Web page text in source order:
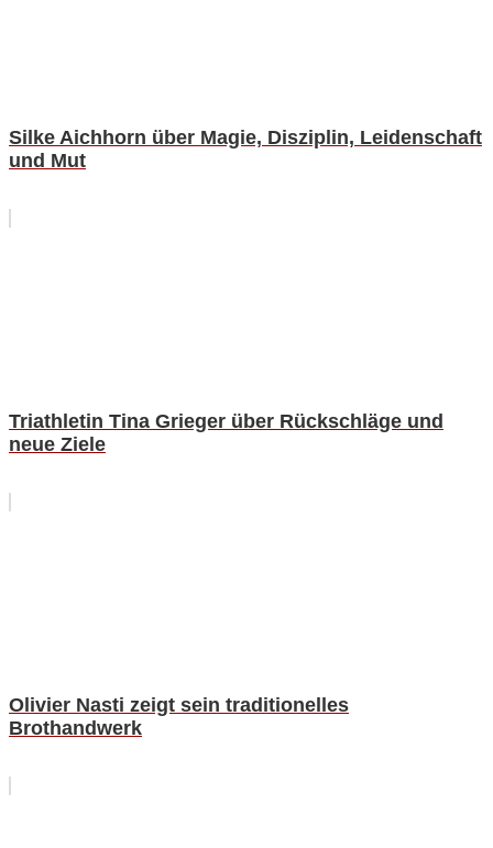
Silke Aichhorn über Magie, Disziplin, Leidenschaft
und Mut
Triathletin Tina Grieger über Rückschläge und
neue Ziele
Olivier Nasti zeigt sein traditionelles
Brothandwerk